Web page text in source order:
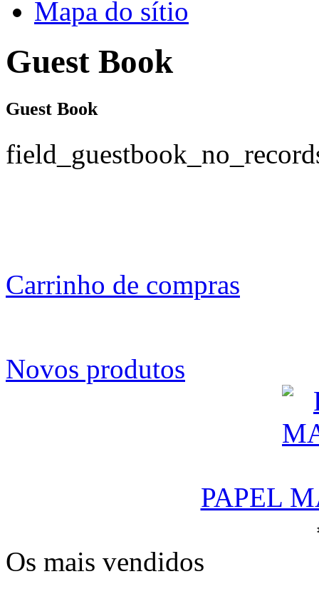
Mapa do sítio
Guest Book
Guest Book
Carrinho de compras
Novos produtos
PAPEL
Os mais vendidos